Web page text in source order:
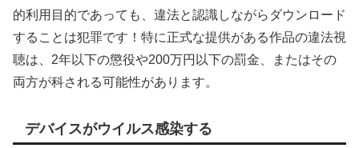
的利用目的であっても、違法と認識しながらダウンロード
することは犯罪です！特に正式な提供がある作品の違法視
聴は、2年以下の懲役や200万円以下の罰金、またはその
両方が科される可能性があります。
デバイスがウイルス感染する